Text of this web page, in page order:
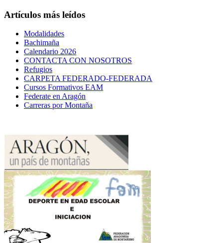
Artículos más leídos
Modalidades
Bachimaña
Calendario 2026
CONTACTA CON NOSOTROS
Refugios
CARPETA FEDERADO-FEDERADA
Cursos Formativos EAM
Federate en Aragón
Carreras por Montaña